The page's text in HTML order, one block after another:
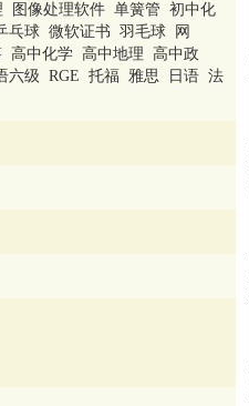
像处理软件 单簧管 初中化
乓球 微软证书 羽毛球 网
中化学 高中地理 高中政
六级 RGE 托福 雅思 日语 法